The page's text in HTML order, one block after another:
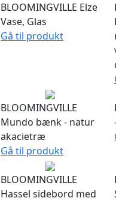
BLOOMINGVILLE Elze
Vase, Glas
Gå til produkt
BLOOMINGVILLE
Mundo bænk - natur
akacietræ
Gå til produkt
BLOOMINGVILLE
Hassel sidebord med